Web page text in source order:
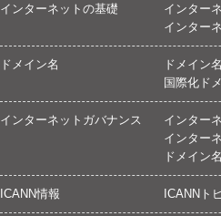
インターネットの基礎 インター
インター
ドメイン名 ドメイン
国際化ド
インターネットガバナンス インター
インター
ドメイン
ICANN情報 ICANNト